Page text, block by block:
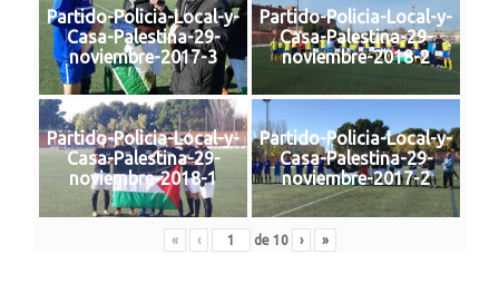
Partido-Policia-Local-y-
Casa-Palestina-29-
noviembre-2017-3
Partido-Policia-Local-y-
Casa-Palestina-29-
noviembre-2018-2
Partido-Policia-Local-y-
Casa-Palestina-29-
noviembre-2018-1
Partido-Policia-Local-y-
Casa-Palestina-29-
noviembre-2017-2
« ‹ de 10 › »